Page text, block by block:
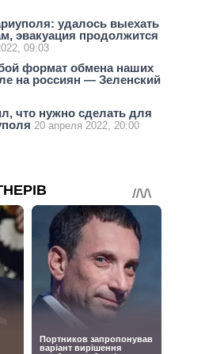
удалось выехать
эвакуация продолжится
09:03
формат обмена наших
на россиян — Зеленский
что нужно сделать для
20 апреля 2022, 20:00